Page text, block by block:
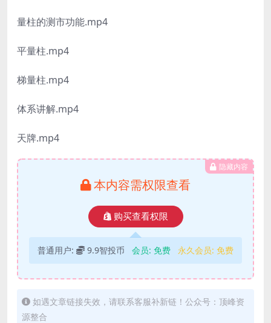
量柱的测市功能.mp4
平量柱.mp4
梯量柱.mp4
体系讲解.mp4
天牌.mp4
隐藏内容
本内容需权限查看
购买查看权限
普通用户: 9.9智投币 会员: 免费 永久会员: 免费
如遇文章链接失效，请联系客服补新链！公众号：顶峰资
源整合